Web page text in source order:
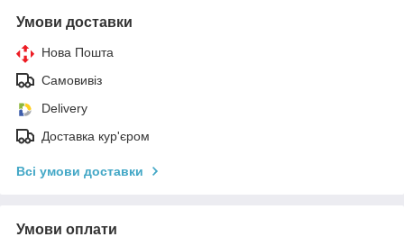
Умови доставки
Нова Пошта
Самовивіз
Delivery
Доставка кур'єром
Всі умови доставки
Умови оплати